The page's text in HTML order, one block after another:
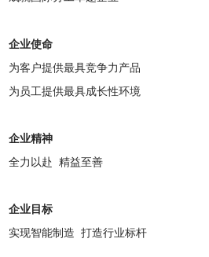
企业使命
为客户提供最具竞争力产品
为员工提供最具成长性环境
企业精神
全力以赴 精益至善
企业目标
实现智能制造 打造行业标杆